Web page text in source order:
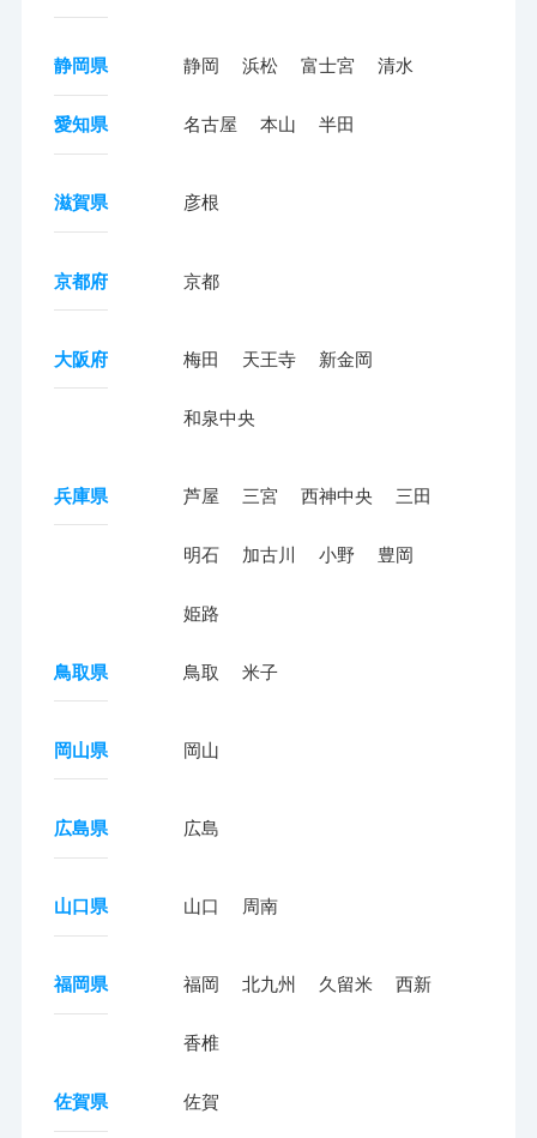
静岡県 静岡 浜松 富士宮 清水
愛知県 名古屋 本山 半田
滋賀県 彦根
京都府 京都
大阪府 梅田 天王寺 新金岡
和泉中央
兵庫県 芦屋 三宮 西神中央 三田
明石 加古川 小野 豊岡
姫路
鳥取県 鳥取 米子
岡山県 岡山
広島県 広島
山口県 山口 周南
福岡県 福岡 北九州 久留米 西新
香椎
佐賀県 佐賀